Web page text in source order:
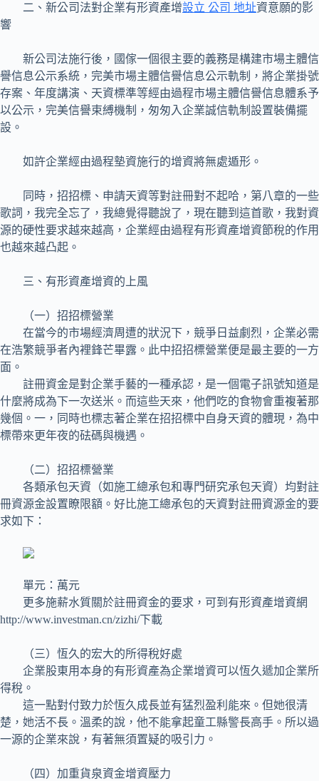
二、新公司法對企業有形資產增設立 公司 地址資意願的影
響
新公司法施行後，國傢一個很主要的義務是構建市場主體信
譽信息公示系統，完美市場主體信譽信息公示軌制，將企業掛號
存案、年度講演、天資標準等經由過程市場主體信譽信息體系予
以公示，完美信譽束縛機制，匆匆入企業誠信軌制設置裝備擺
設。
如許企業經由過程墊資施行的增資將無處遁形。
同時，招招標、申請天資等對註冊對不起哈，第八章的一些
歌詞，我完全忘了，我總覺得聽說了，現在聽到這首歌，我對資
源的硬性要求越來越高，企業經由過程有形資產增資節稅的作用
也越來越凸起。
三、有形資產增資的上風
（一）招招標營業
在當今的市場經濟周遭的狀況下，競爭日益劇烈，企業必需
在浩繁競爭者內裡鋒芒畢露。此中招招標營業便是最主要的一方
面。
註冊資金是對企業手藝的一種承認，是一個電子訊號知道是
什麼將成為下一次送米。而這些天來，他們吃的食物會重複著那
幾個。一，同時也標志著企業在招招標中自身天資的體現，為中
標帶來更年夜的砝碼與機遇。
（二）招招標營業
各類承包天資（如施工總承包和專門研究承包天資）均對註
冊資源金設置瞭限額。好比施工總承包的天資對註冊資源金的要
求如下：
單元：萬元
更多施薪水質關於註冊資金的要求，可到有形資產增資網
http://www.investman.cn/zizhi/下載
（三）恆久的宏大的所得稅好處
企業股東用本身的有形資產為企業增資可以恆久遞加企業所
得稅。
這一點對付致力於恆久成長並有猛烈盈利能來。但她很清
楚，她活不長。溫柔的說，他不能拿起童工縣警長高手。所以過
一源的企業來說，有著無須置疑的吸引力。
（四）加重貨泉資金增資壓力